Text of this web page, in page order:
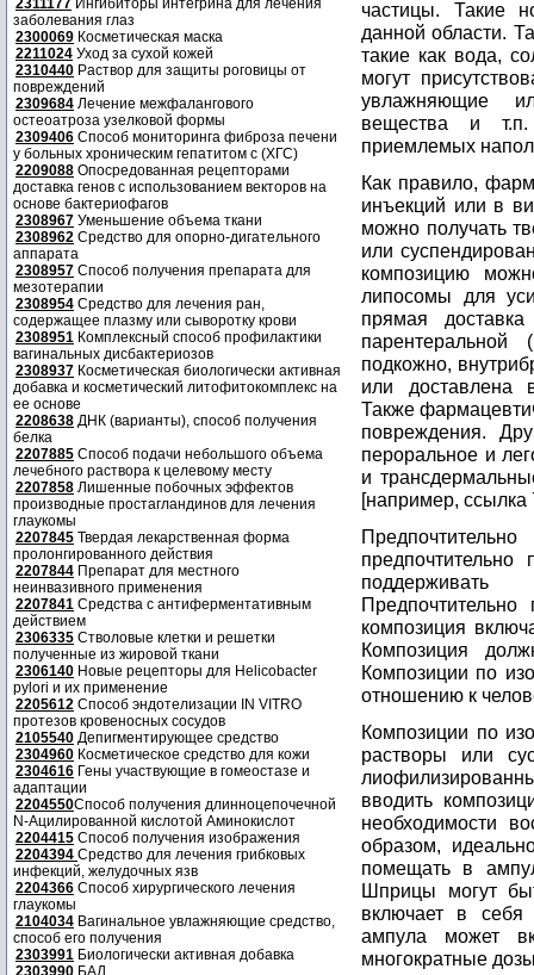
2311177 Ингибиторы интегрина для лечения
заболевания глаз
2300069 Косметическая маска
2211024 Уход за сухой кожей
2310440 Раствор для защиты роговицы от
повреждений
2309684 Лечение межфалангового
остеоатроза узелковой формы
2309406 Способ мониторинга фиброза печени
у больных хроническим гепатитом с (ХГС)
2209088 Опосредованная рецепторами
доставка генов с использованием векторов на
основе бактериофагов
2308967 Уменьшение объема ткани
2308962 Средство для опорно-дигательного
аппарата
2308957 Способ получения препарата для
мезотерапии
2308954 Средство для лечения ран,
содержащее плазму или сыворотку крови
2308951 Комплексный способ профилактики
вагинальных дисбактериозов
2308937 Косметическая биологически активная
добавка и косметический литофитокомплекс на
ее основе
2208638 ДНК (варианты), способ получения
белка
2207885 Способ подачи небольшого объема
лечебного раствора к целевому месту
2207858 Лишенные побочных эффектов
производные простагландинов для лечения
глаукомы
2207845 Твердая лекарственная форма
пролонгированного действия
2207844 Препарат для местного
неинвазивного применения
2207841 Средства с антиферментативным
действием
2306335 Стволовые клетки и решетки
полученные из жировой ткани
2306140 Новые рецепторы для Helicobacter
pylori и их применение
2205612 Способ эндотелизации IN VITRO
протезов кровеносных сосудов
2105540 Депигментирующее средство
2304960 Косметическое средство для кожи
2304616 Гены участвующие в гомеостазе и
адаптации
2204550Способ получения длинноцепочечной
N-Ацилированной кислотой Аминокислот
2204415 Способ получения изображения
2204394 Средство для лечения грибковых
инфекций, желудочных язв
2204366 Способ хирургического лечения
глаукомы
2104034 Вагинальное увлажняющие средство,
способ его получения
2303991 Биологически активная добавка
2303990 БАД
частицы. Такие
данной области.
такие как вода,
могут
увлажняющие
вещества и т.п.
приемлемых
Как правило,
инъекций или в
можно получать
или
композицию
липосомы для
прямая доставка
парентеральной
подкожно,
или доставлена
Также
повреждения.
пероральное и
и
[например,
композиция
Композиция
Композиции по
отношению к
Композиции по
растворы или
вводить
необходимости
образом,
помещать в
Шприцы могут
включает в себя
ампула может
многократные